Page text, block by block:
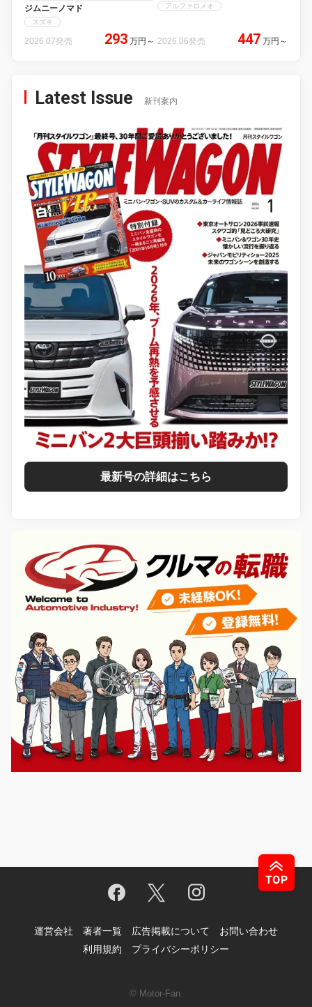
ジムニーノマド
スズキ
2026.07発売 293 万円 ～
アルファロメオ
2026.06発売 447 万円 ～
Latest Issue 新刊案内
最新号の詳細はこちら
運営会社 著者一覧 広告掲載について
お問い合わせ
利用規約
プライバシーポリシー
© Motor-Fan.